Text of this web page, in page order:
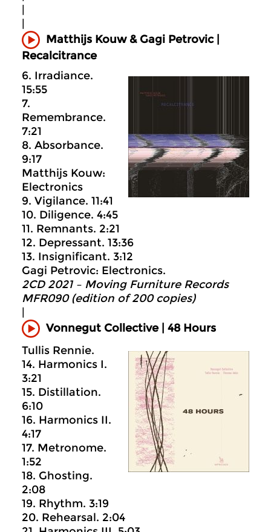
Matthijs Kouw & Gagi Petrovic |
Recalcitrance
6. Irradiance.
15:55
7.
Remembrance.
7:21
8. Absorbance.
9:17
Matthijs Kouw:
Electronics
9. Vigilance. 11:41
10. Diligence. 4:45
11. Remnants. 2:21
12. Depressant. 13:36
13. Insignificant. 3:12
Gagi Petrovic: Electronics.
2CD 2021 – Moving Furniture Records
MFR090 (edition of 200 copies)
Vonnegut Collective | 48 Hours
Tullis Rennie.
14. Harmonics I.
3:21
15. Distillation.
6:10
16. Harmonics II.
4:17
17. Metronome.
1:52
18. Ghosting.
2:08
19. Rhythm. 3:19
20. Rehearsal. 2:04